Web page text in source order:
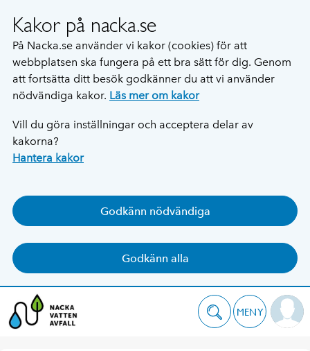
Kakor på nacka.se
På Nacka.se använder vi kakor (cookies) för att
webbplatsen ska fungera på ett bra sätt för dig. Genom
att fortsätta ditt besök godkänner du att vi använder
nödvändiga kakor. Läs mer om kakor
Vill du göra inställningar och acceptera delar av
kakorna?
Hantera kakor
Godkänn nödvändiga
Godkänn alla
MENY